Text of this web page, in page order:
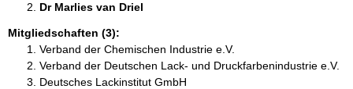
Dr Marlies van Driel
Mitgliedschaften (3):
Verband der Chemischen Industrie e.V.
Verband der Deutschen Lack- und Druckfarbenindustrie e.V.
Deutsches Lackinstitut GmbH